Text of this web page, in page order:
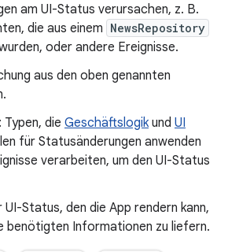
am UI-Status verursachen, z. B.
die aus einem NewsRepository
oder andere Ereignisse.
aus den oben genannten
: Typen, die Geschäftslogikund UI
für Statusänderungen anwenden
verarbeiten, um den UI-Status
UI-Status, den die App rendern kann,
benötigten Informationen zu liefern.